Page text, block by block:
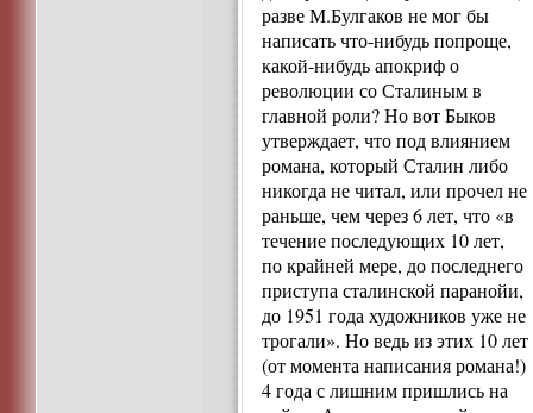
разве М.Булгаков не мог бы
написать что-нибудь попроще,
какой-нибудь апокриф о
революции со Сталиным в
главной роли? Но вот Быков
утверждает, что под влиянием
романа, который Сталин либо
никогда не читал, или прочел не
раньше, чем через 6 лет, что «в
течение последующих 10 лет,
по крайней мере, до последнего
приступа сталинской паранойи,
до 1951 года художников уже не
трогали». Но ведь из этих 10 лет
(от момента написания романа!)
4 года с лишним пришлись на